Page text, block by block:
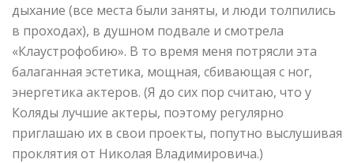
дыхание (все места были заняты, и люди толпились
в проходах), в душном подвале и смотрела
«Клаустрофобию». В то время меня потрясли эта
балаганная эстетика, мощная, сбивающая с ног,
энергетика актеров. (Я до сих пор считаю, что у
Коляды лучшие актеры, поэтому регулярно
приглашаю их в свои проекты, попутно выслушивая
проклятия от Николая Владимировича.)